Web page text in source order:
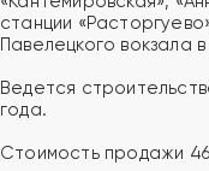
станции
Павелецкого вокзала
Ведется
года.
Стоимость продажи